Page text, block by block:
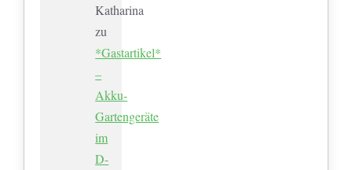
Katharina
zu
*Gastartikel*
–
Akku-
Gartengeräte
im
D-